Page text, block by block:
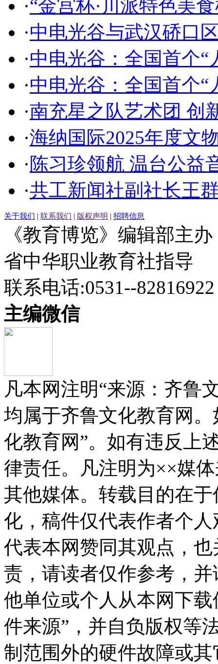
·“金宫杯·川派特色美
·中电光谷与武汉硚口
·中电光谷：全国首个“
·中电光谷：全国首个“
·南充星之队艺术团 创
·海纳国际2025年度文
·陈习珍领航 温台公益
·共工新闻社副社长王
关于我们 | 联系我们 | 版权声明 | 招聘信息
《教育博览》编辑部主
省中华职业教育社指导
联系电话:0531--
主编微信
凡本网注明“来源：齐鲁
均属于齐鲁文化教育网
化教育网”。如有违反上
律责任。凡注明为××媒
其他媒体。转载目的在
化，稿件仅代表作者个
代表本网赞同其观点，
责，请读者仅作参考，
他单位或个人从本网下
件来源”，并自负版权等
制范围外的硬件故障或